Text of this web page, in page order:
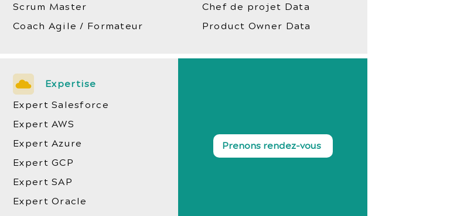
Scrum Master
Coach Agile / Formateur
Chef de projet Data
Product Owner Data
Expertise
Expert Salesforce
Expert AWS
Expert Azure
Expert GCP
Expert SAP
Expert Oracle
Prenons rendez-vous